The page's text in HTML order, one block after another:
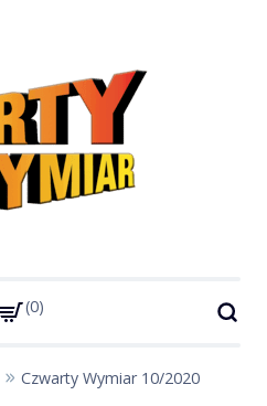
0
Czwarty Wymiar 10/2020